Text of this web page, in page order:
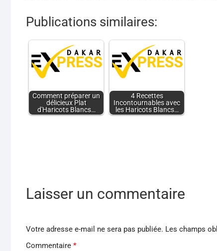
Publications similaires:
Comment préparer un
délicieux Plat
d'Haricots Blancs…
4 Recettes
Incontournables avec
les Haricots Blancs…
Laisser un commentaire
Votre adresse e-mail ne sera pas publiée. Les champs
Commentaire *